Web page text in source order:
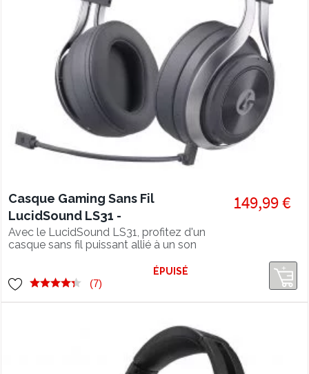
Casque Gaming Sans Fil
LucidSound LS31 -
PS5/PS4/XBOX
ONE/PC/SWITCH
Avec le LucidSound LS31, profitez d'un
casque sans fil puissant allié à un son
de confort est excellent. Un des
meilleurs rapport qualité/prix pour un
casque gamer ! Compatible PS5.
149,99 €
(7)
ÉPUISÉ